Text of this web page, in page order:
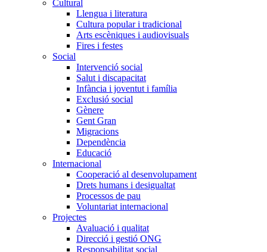
Cultural
Llengua i literatura
Cultura popular i tradicional
Arts escèniques i audiovisuals
Fires i festes
Social
Intervenció social
Salut i discapacitat
Infància i joventut i família
Exclusió social
Gènere
Gent Gran
Migracions
Dependència
Educació
Internacional
Cooperació al desenvolupament
Drets humans i desigualtat
Processos de pau
Voluntariat internacional
Projectes
Avaluació i qualitat
Direcció i gestió ONG
Responsabilitat social